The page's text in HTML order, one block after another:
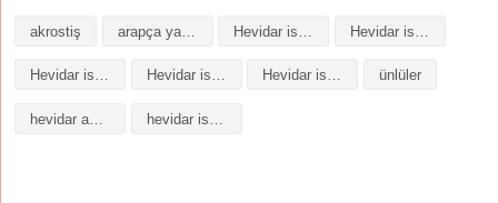
akrostiş arapça yazılışı
Hevidar isminin baş harfleriyle şiir Hevidar isminin kökeni Hevidar isminin numerolojisi ünlüler